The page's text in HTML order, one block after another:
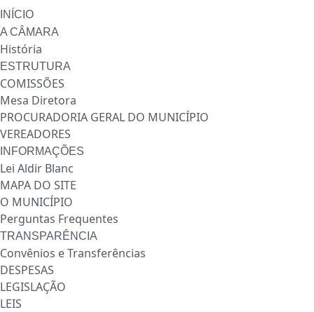
INÍCIO
A CÂMARA
História
ESTRUTURA
COMISSÕES
Mesa Diretora
PROCURADORIA GERAL DO MUNICÍPIO
VEREADORES
INFORMAÇÕES
Lei Aldir Blanc
MAPA DO SITE
O MUNICÍPIO
Perguntas Frequentes
TRANSPARÊNCIA
Convênios e Transferências
DESPESAS
LEGISLAÇÃO
LEIS